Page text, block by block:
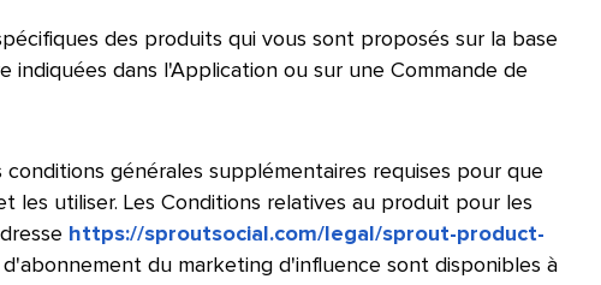
des produits qui vous sont proposés sur la base
dans l'Application ou sur une Commande de
générales supplémentaires requises pour que
les utiliser. Les Conditions relatives au produit pour les
https://sproutsocial.com/legal/sprout-product-
du marketing d'influence sont disponibles à